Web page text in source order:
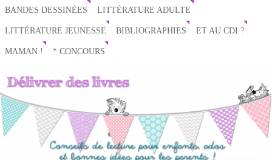
BANDES DESSINÉES LITTÉRATURE ADULTE
LITTÉRATURE JEUNESSE BIBLIOGRAPHIES ET AU CDI ?
MAMAN ! * CONCOURS